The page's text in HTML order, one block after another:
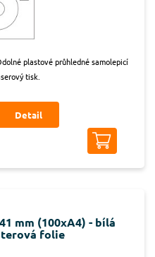
plastové průhledné samolepicí
tisk.
Detail
mm (100xA4) - bílá
folie